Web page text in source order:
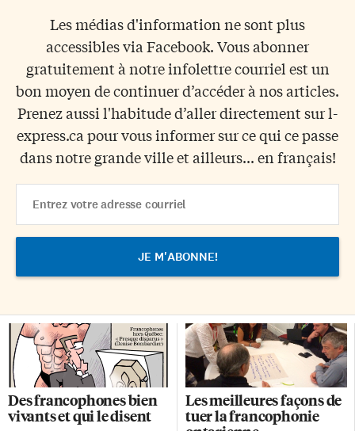
Les médias d'information ne sont plus
accessibles via Facebook. Vous abonner
gratuitement à notre infolettre courriel est un
bon moyen de continuer d’accéder à nos articles.
Prenez aussi l'habitude d’aller directement sur l-
express.ca pour vous informer sur ce qui ce passe
dans notre grande ville et ailleurs... en français!
Address
Des francophones bien
vivants et qui le disent
Les meilleures façons de
tuer la francophonie